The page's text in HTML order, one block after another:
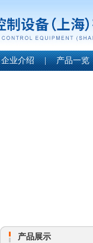
企业介绍 | 产品一览
产品展示